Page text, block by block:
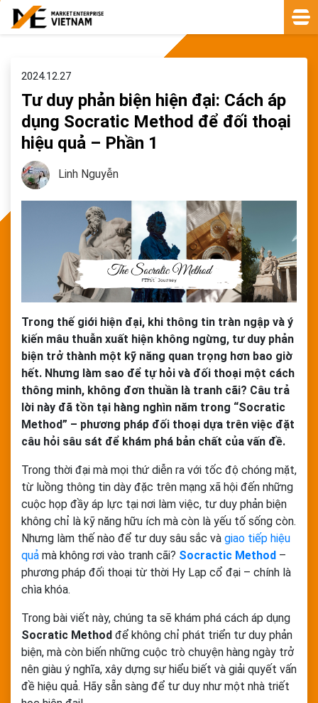
2024.12.27
Tư duy phản biện hiện đại: Cách áp
dụng Socratic Method để đối thoại
hiệu quả – Phần 1
Linh Nguyễn
Trong thế giới hiện đại, khi thông tin tràn ngập và ý
kiến mâu thuẫn xuất hiện không ngừng, tư duy phản
biện trở thành một kỹ năng quan trọng hơn bao giờ
hết. Nhưng làm sao để tự hỏi và đối thoại một cách
thông minh, không đơn thuần là tranh cãi? Câu trả
lời này đã tồn tại hàng nghìn năm trong “Socratic
Method” – phương pháp đối thoại dựa trên việc đặt
câu hỏi sâu sát để khám phá bản chất của vấn đề.
Trong thời đại mà mọi thứ diễn ra với tốc độ chóng mặt,
từ luồng thông tin dày đặc trên mạng xã hội đến những
cuộc họp đầy áp lực tại nơi làm việc, tư duy phản biện
không chỉ là kỹ năng hữu ích mà còn là yếu tố sống còn.
Nhưng làm thế nào để tư duy sâu sắc và giao tiếp hiệu
quả mà không rơi vào tranh cãi? Socractic Method –
phương pháp đối thoại từ thời Hy Lạp cổ đại – chính là
chìa khóa.
Trong bài viết này, chúng ta sẽ khám phá cách áp dụng
Socratic Method để không chỉ phát triển tư duy phản
biện, mà còn biến những cuộc trò chuyện hàng ngày trở
nên giàu ý nghĩa, xây dựng sự hiểu biết và giải quyết vấn
đề hiệu quả. Hãy sẵn sàng để tư duy như một nhà triết